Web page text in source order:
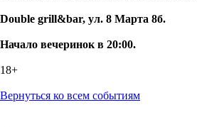
Double grill&bar, ул. 8 Марта 8б.
Начало вечеринок в 20:00.
18+
Вернуться ко всем событиям